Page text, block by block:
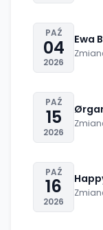
18:00
PAŹ
04
2026
Ewa
17:00
PAŹ
15
2026
18:00
PAŹ
16
2026